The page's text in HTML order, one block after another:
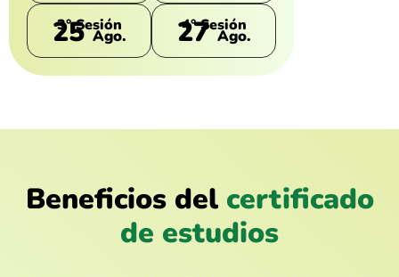
3° Sesión
25Ago.
4° Sesión
27Ago.
Beneficios delcertificado
de estudios